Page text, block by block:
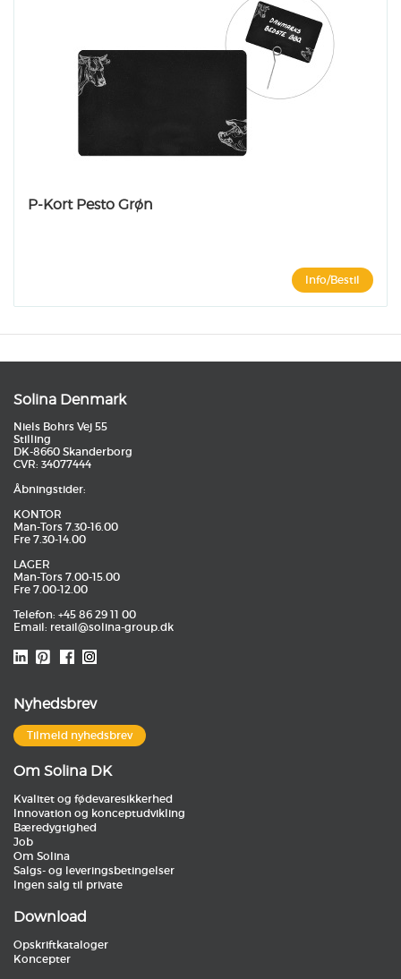
P-Kort Pesto Grøn
Info/Bestil
Solina Denmark
Niels Bohrs Vej 55
Stilling
DK-8660 Skanderborg
CVR: 34077444
Åbningstider:
KONTOR
Man-Tors 7.30-16.00
Fre 7.30-14.00
LAGER
Man-Tors 7.00-15.00
Fre 7.00-12.00
Telefon: +45 86 29 11 00
Email: retail@solina-group.dk
Nyhedsbrev
Tilmeld nyhedsbrev
Om Solina DK
Kvalitet og fødevaresikkerhed
Innovation og konceptudvikling
Bæredygtighed
Job
Om Solina
Salgs- og leveringsbetingelser
Ingen salg til private
Download
Opskriftkataloger
Koncepter